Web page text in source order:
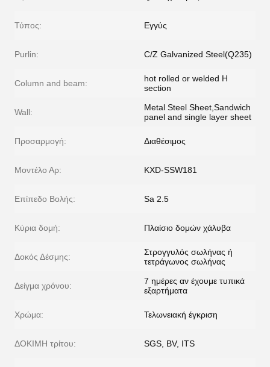
Τύπος: Εγγύς
Purlin: C/Z Galvanized Steel(Q235)
Column and beam:
hot rolled or welded H
section
Wall:
Metal Steel Sheet,Sandwich
panel and single layer sheet
Προσαρμογή: Διαθέσιμος
Μοντέλο Αρ: KXD-SSW181
Επίπεδο Βολής: Sa 2.5
Κύρια δομή: Πλαίσιο δομών χάλυβα
Δοκός Δέσμης:
Στρογγυλός σωλήνας ή
τετράγωνος σωλήνας
Δείγμα χρόνου:
7 ημέρες αν έχουμε τυπικά
εξαρτήματα
Χρώμα: Τελωνειακή έγκριση
ΔΟΚΙΜΗ τρίτου: SGS, BV, ITS